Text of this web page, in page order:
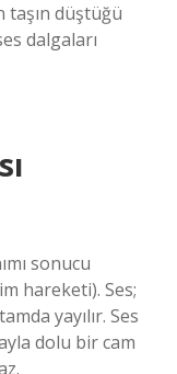
taşın düştüğü
dalgaları
sonucu
hareketi). Ses;
yayılır. Ses
dolu bir cam